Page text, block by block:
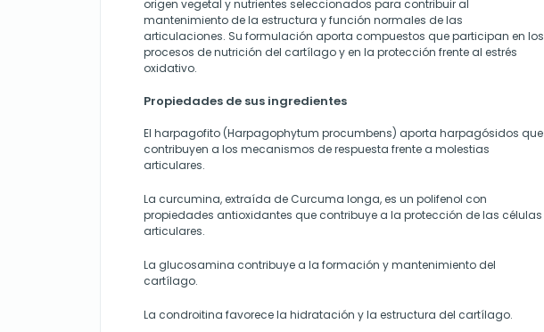
origen vegetal y nutrientes seleccionados para contribuir al
mantenimiento de la estructura y función normales de las
articulaciones. Su formulación aporta compuestos que participan en los
procesos de nutrición del cartílago y en la protección frente al estrés
oxidativo.
Propiedades de sus ingredientes
El harpagofito (Harpagophytum procumbens) aporta harpagósidos que
contribuyen a los mecanismos de respuesta frente a molestias
articulares.
La curcumina, extraída de Curcuma longa, es un polifenol con
propiedades antioxidantes que contribuye a la protección de las células
articulares.
La glucosamina contribuye a la formación y mantenimiento del
cartílago.
La condroitina favorece la hidratación y la estructura del cartílago.